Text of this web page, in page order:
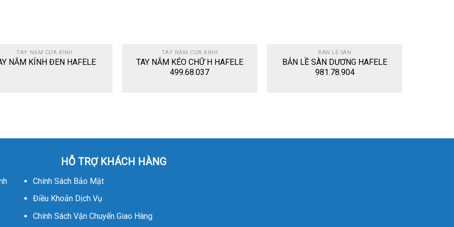
TAY NẮM CỬA KÍNH
NẮM KÍNH ĐEN HAFELE
TAY NẮM CỬA KÍNH
TAY NẮM KÉO CHỮ H HAFELE
499.68.037
BÀN LỀ SÀN
BẢN LỀ SÀN DƯƠNG HAFELE
981.78.904
HỖ TRỢ KHÁCH HÀNG
Chính Sách Bảo Mật
Điều Khoản Dịch Vụ
Chính Sách Vận Chuyển Giao Hàng